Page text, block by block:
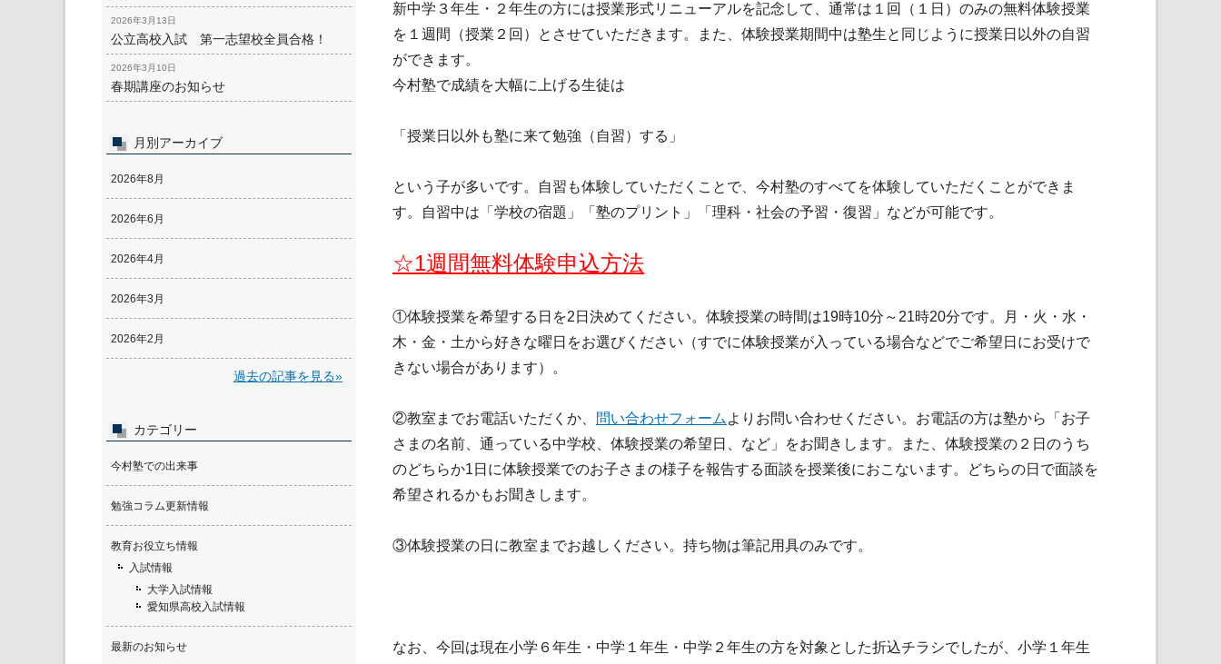
新中学３年生・２年生の方には授業形式リニューアルを記念して、通常は１回（１日）のみの無料体験授業
を１週間（授業２回）とさせていただきます。また、体験授業期間中は塾生と同じように授業日以外の自習
ができます。
今村塾で成績を大幅に上げる生徒は
「授業日以外も塾に来て勉強（自習）する」
という子が多いです。自習も体験していただくことで、今村塾のすべてを体験していただくことができま
す。自習中は「学校の宿題」「塾のプリント」「理科・社会の予習・復習」などが可能です。
☆1週間無料体験申込方法
①体験授業を希望する日を2日決めてください。体験授業の時間は19時10分～21時20分です。月・火・水・
木・金・土から好きな曜日をお選びください（すでに体験授業が入っている場合などでご希望日にお受けで
きない場合があります）。
②教室までお電話いただくか、 問い合わせフォーム よりお問い合わせください。お電話の方は塾から「お子
さまの名前、通っている中学校、体験授業の希望日、など」をお聞きします。また、体験授業の２日のうち
のどちらか1日に体験授業でのお子さまの様子を報告する面談を授業後におこないます。どちらの日で面談を
希望されるかもお聞きします。
③体験授業の日に教室までお越しください。持ち物は筆記用具のみです。
なお、今回は現在小学６年生・中学１年生・中学２年生の方を対象とした折込チラシでしたが、小学１年生
2026年3月13日
公立高校入試 第一志望校全員合格！
2026年3月10日
春期講座のお知らせ
月別アーカイブ
2026年8月
2026年6月
2026年4月
2026年3月
2026年2月
過去の記事を見る»
カテゴリー
今村塾での出来事
勉強コラム更新情報
教育お役立ち情報
入試情報
大学入試情報
愛知県高校入試情報
最新のお知らせ